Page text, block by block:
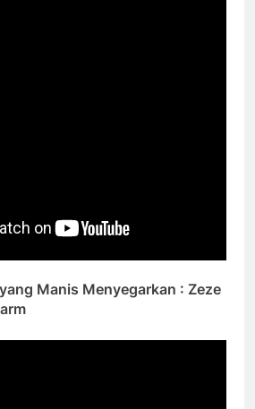
Manis Menyegarkan : Zeze